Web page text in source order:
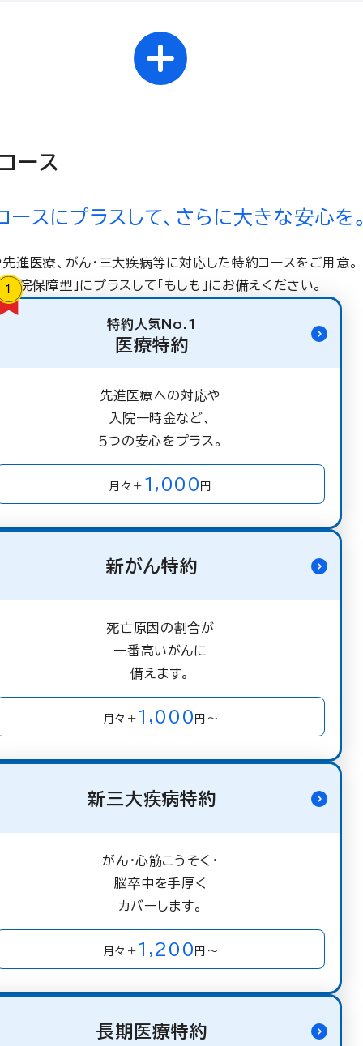
ース
ースにプラスして、さらに大きな安心を
進医療、がん・三大疾病等に対応した特約コースをご用意。
入院保障型」にプラスして「もしも」にお備えください。
特約人気No.1
医療特約
先進医療への対応や
入院一時金など、
５つの安心をプラス。
月々＋ 1,000 円
新がん特約
死亡原因の割合が
一番高いがんに
備えます。
月々＋ 1,000 円～
新三大疾病特約
がん・心筋こうそく・
脳卒中を手厚く
カバーします。
月々＋ 1,200 円～
長期医療特約